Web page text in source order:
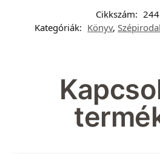
Cikkszám:
Kategóriák: Könyv,